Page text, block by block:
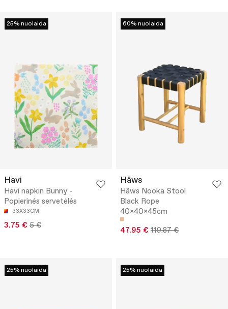
25% nuolaida
Havi
Havi napkin Bunny -
Popierinės servetėlės
33X33CM
3.75 € 5 €
60% nuolaida
Hâws
Hâws Nooka Stool
Black Rope
40x40x45cm
47.95 € 119.87 €
25% nuolaida 25% nuolaida